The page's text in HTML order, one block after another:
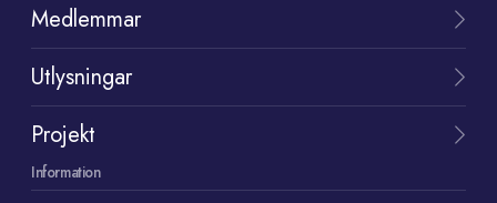
Medlemmar
Utlysningar
Projekt
Information